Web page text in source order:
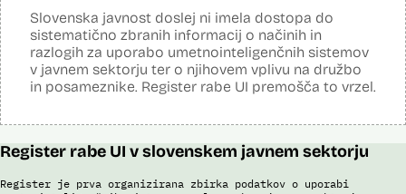
Slovenska javnost doslej ni imela dostopa do
sistematično zbranih informacij o načinih in
razlogih za uporabo umetnointeligenčnih sistemov
v javnem sektorju ter o njihovem vplivu na družbo
in posameznike. Register rabe UI premošča to vrzel.
Register rabe UI v slovenskem javnem sektorju
Register je prva organizirana zbirka podatkov o uporabi